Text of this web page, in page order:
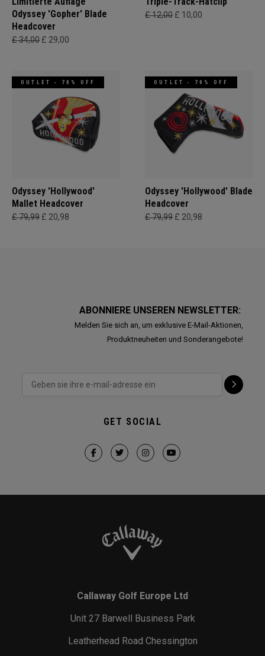
Odyssey 'Gopher' Blade
Headcover
£ 34,00 £ 29,00
£ 12,00 £ 10,00
OUTLET - 70% OFF
Odyssey 'Hollywood'
Mallet Headcover
£ 79,99 £ 20,98
OUTLET - 70% OFF
Odyssey 'Hollywood' Blade
Headcover
£ 79,99 £ 20,98
ABONNIERE UNSEREN NEWSLETTER:
Melden Sie sich an, um exklusive E-Mail-Aktionen,
Produktneuheiten und Sonderangebote!
GET SOCIAL
Callaway Golf Europe Ltd
Unit 27 Barwell Business Park
Leatherhead Road Chessington